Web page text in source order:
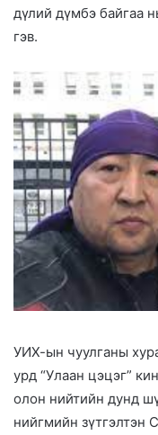
дүлий дүмбэ байгаа
гэв.
УИХ-ын чуулганы
урд “Улаан цэцэг”
олон нийтийн дунд
нийгмийн зүтгэлтэн